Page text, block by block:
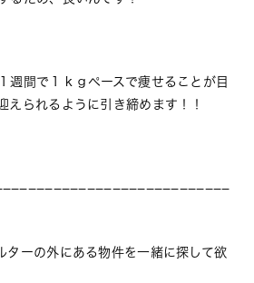
週間で１ｋｇペースで痩せることが目
えられるように引き締めます！！
ターの外にある物件を一緒に探して欲